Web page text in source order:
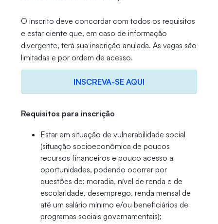
O inscrito deve concordar com todos os requisitos
e estar ciente que, em caso de informação
divergente, terá sua inscrição anulada. As vagas são
limitadas e por ordem de acesso.
INSCREVA-SE AQUI
Requisitos para inscrição
Estar em situação de vulnerabilidade social
(situação socioeconômica de poucos
recursos financeiros e pouco acesso a
oportunidades, podendo ocorrer por
questões de: moradia, nível de renda e de
escolaridade, desemprego, renda mensal de
até um salário mínimo e/ou beneficiários de
programas sociais governamentais);